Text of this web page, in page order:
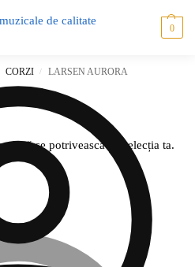
0
CORZI / LARSEN AURORA
să se potrivească cu selecția ta.